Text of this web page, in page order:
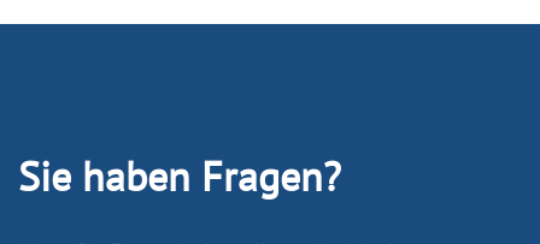
Sie haben Fragen?